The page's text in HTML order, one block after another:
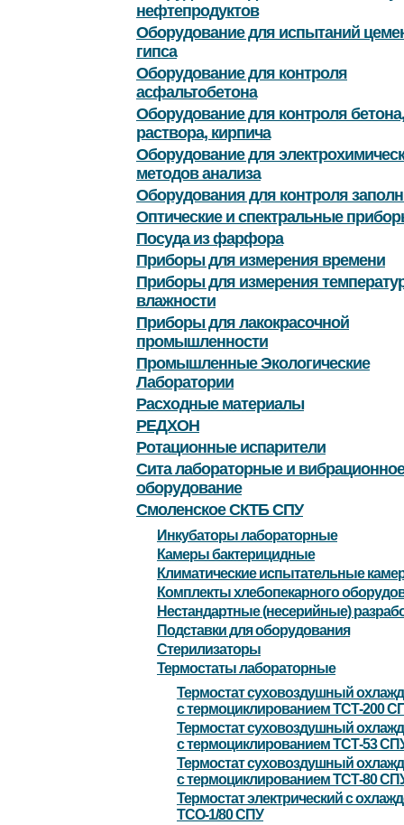
нефтепродуктов
Оборудование для испытаний
гипса
Оборудование для контроля
асфальтобетона
Оборудование для контроля бетона,
раствора, кирпича
Оборудование для
методов анализа
Оборудования для контроля
Оптические и спектральные
Посуда из фарфора
Приборы для измерения времени
Приборы для измерения
влажности
Приборы для лакокрасочной
промышленности
Промышленные Экологические
Лаборатории
Расходные материалы
РЕДХОН
Ротационные испарители
Сита лабораторные и вибрационное
оборудование
Смоленское СКТБ СПУ
Инкубаторы лабораторные
Камеры бактерицидные
Климатические испытательные
Комплекты хлебопекарного
Нестандартные (несерийные)
Подставки для оборудования
Стерилизаторы
Термостаты лабораторные
Термостат суховоздушный
с термоциклированием ТСТ-200
Термостат суховоздушный
с термоциклированием ТСТ-53
Термостат суховоздушный
с термоциклированием ТСТ-80
Термостат электрический с
ТСО-1/80 СПУ